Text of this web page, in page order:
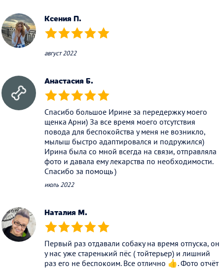
Ксения П.
(*) (*) (*) (*) (*)
август 2022
Анастасия Б.
(*) (*) (*) (*) (*)
Спасибо большое Ирине за передержку моего
щенка Арни) За все время моего отсутствия
повода для беспокойства у меня не возникло,
мылыш быстро адаптировался и подружился)
Ирина была со мной всегда на связи, отправляла
фото и давала ему лекарства по необходимости.
Спасибо за помощь )
июль 2022
Наталия М.
(*) (*) (*) (*) (*)
Первый раз отдавали собаку на время отпуска, он
у нас уже старенький пёс ( тойтерьер) и лишний
раз его не беспокоим. Все отлично 👍. Фото отчёт